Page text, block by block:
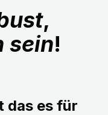
,
sein!
das es für